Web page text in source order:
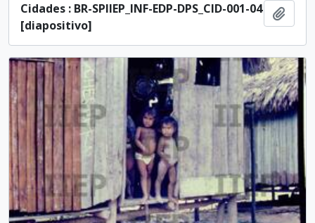
Cidades : BR-SPIIEP_INF-EDP-DPS_CID-001-04
[diapositivo]